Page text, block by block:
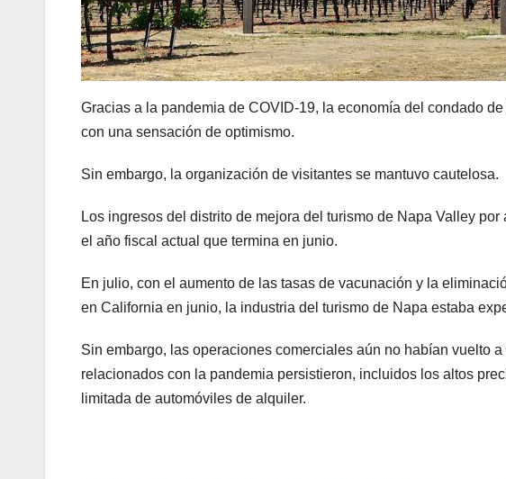
Gracias a la pandemia de COVID-19, la economía del condado
con una sensación de optimismo.
Sin embargo, la organización de visitantes se mantuvo cautelosa.
Los ingresos del distrito de mejora del turismo de Napa Valley
el año fiscal actual que termina en junio.
En julio, con el aumento de las tasas de vacunación y la
en California en junio, la industria del turismo de Napa estaba
Sin embargo, las operaciones comerciales aún no habían vuelto
relacionados con la pandemia persistieron, incluidos los altos
limitada de automóviles de alquiler.